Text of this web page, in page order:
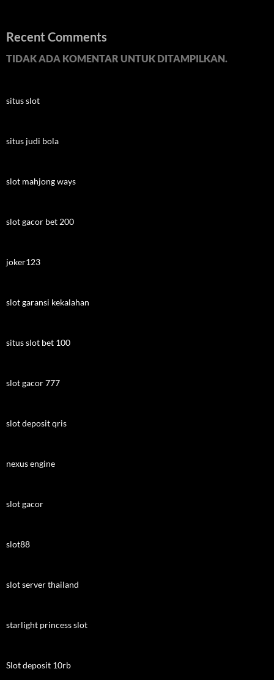
Recent Comments
TIDAK ADA KOMENTAR UNTUK DITAMPILKAN.
situs slot
situs judi bola
slot mahjong ways
slot gacor bet 200
joker123
slot garansi kekalahan
situs slot bet 100
slot gacor 777
slot deposit qris
nexus engine
slot gacor
slot88
slot server thailand
starlight princess slot
Slot deposit 10rb